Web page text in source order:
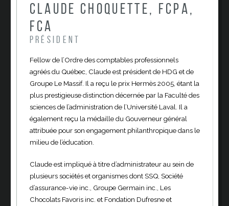
Claude Choquette, FCPA,
FCA
Président
Fellow de l’Ordre des comptables professionnels
agréés du Québec, Claude est président de HDG et de
Groupe Le Massif. Il a reçu le prix Hermès 2005, étant la
plus prestigieuse distinction décernée par la Faculté des
sciences de l’administration de l’Université Laval. Il a
également reçu la médaille du Gouverneur général
attribuée pour son engagement philanthropique dans le
milieu de l’éducation.
Claude est impliqué à titre d’administrateur au sein de
plusieurs sociétés et organismes dont SSQ, Société
d’assurance-vie inc., Groupe Germain inc., Les
Chocolats Favoris inc. et Fondation Dufresne et